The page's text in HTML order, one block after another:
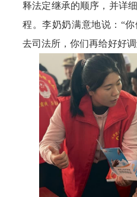
释法定继承的顺序，并详
程。李奶奶满意地说：“
去司法所，你们再给好好